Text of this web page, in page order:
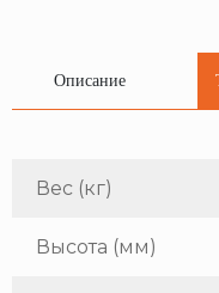
Описание
Вес (кг)
Высота (мм)